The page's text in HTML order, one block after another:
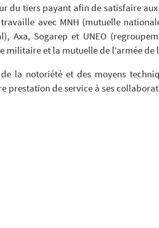
du tiers payant afin de satisfaire
avec MNH (mutuelle
Axa, Sogarep et UNEO
militaire et la mutuelle de l’armée de
la notoriété et des moyens
prestation de service à ses